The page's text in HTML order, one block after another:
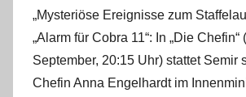
„Mysteriöse Ereignisse zum
„Alarm für Cobra 11“: In „Die Chefin“
September, 20:15 Uhr) stattet Semir
Chefin Anna Engelhardt im